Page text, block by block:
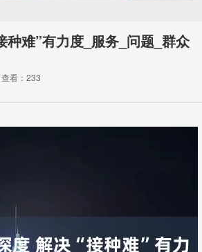
难”有力度_服务_问题_群众
查看：233